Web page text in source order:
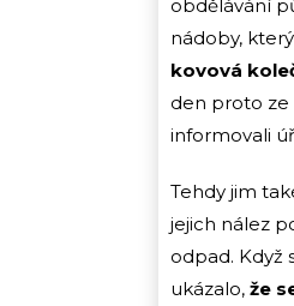
obdělávání
nádoby,
kovová
den proto ze
informovali
Tehdy jim
jejich nález
odpad. Když
ukázalo, že